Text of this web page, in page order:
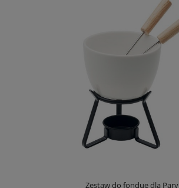
Zestaw do fondue dla Pary